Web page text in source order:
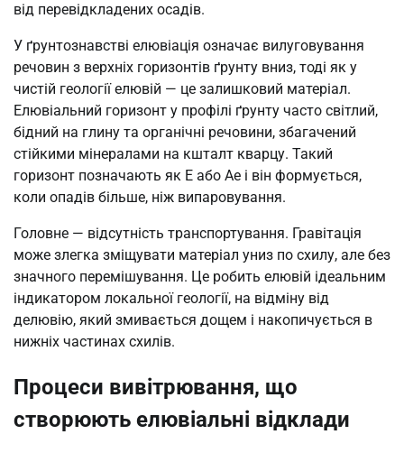
від перевідкладених осадів.
У ґрунтознавстві елювіація означає вилуговування
речовин з верхніх горизонтів ґрунту вниз, тоді як у
чистій геології елювій — це залишковий матеріал.
Елювіальний горизонт у профілі ґрунту часто світлий,
бідний на глину та органічні речовини, збагачений
стійкими мінералами на кшталт кварцу. Такий
горизонт позначають як E або Ae і він формується,
коли опадів більше, ніж випаровування.
Головне — відсутність транспортування. Гравітація
може злегка зміщувати матеріал униз по схилу, але без
значного перемішування. Це робить елювій ідеальним
індикатором локальної геології, на відміну від
делювію, який змивається дощем і накопичується в
нижніх частинах схилів.
Процеси вивітрювання, що
створюють елювіальні відклади